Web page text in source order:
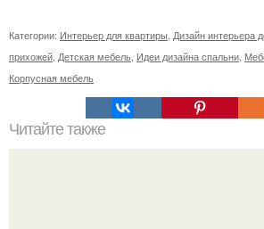
Категории: Интерьер для квартиры Дизайн интерьера
прихожей Детская мебель Идеи дизайна спальни
Корпусная мебель
Читайте также